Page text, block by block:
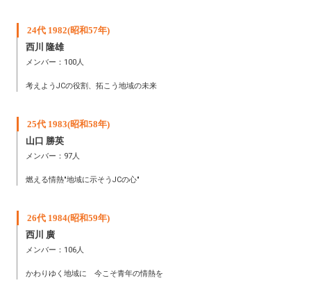
24代 1982(昭和57年)
西川 隆雄
メンバー：100人
考えようJCの役割、拓こう地域の未来
25代 1983(昭和58年)
山口 勝英
メンバー：97人
燃える情熱"地域に示そうJCの心"
26代 1984(昭和59年)
西川 廣
メンバー：106人
かわりゆく地域に 今こそ青年の情熱を